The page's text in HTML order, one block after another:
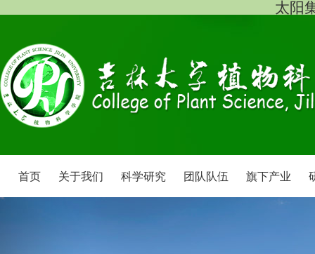
太阳
首页 关于我们 科学研究 团队队伍 旗下产业